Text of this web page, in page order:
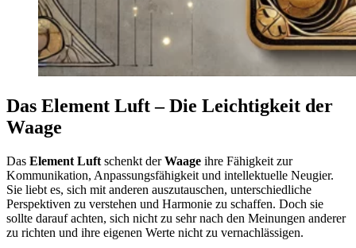
Das Element Luft – Die Leichtigkeit der
Waage
Das Element Luft schenkt derWaage ihre Fähigkeit zur
Kommunikation, Anpassungsfähigkeit und intellektuelle Neugier.
Sie liebt es, sich mit anderen auszutauschen, unterschiedliche
Perspektiven zu verstehen und Harmonie zu schaffen. Doch sie
sollte darauf achten, sich nicht zu sehr nach den Meinungen anderer
zu richten und ihre eigenen Werte nicht zu vernachlässigen.